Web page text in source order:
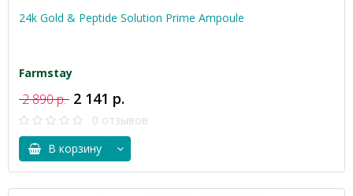
24k Gold & Peptide Solution Prime Ampoule
Farmstay
2 890 р. 2 141 р.
0 отзывов
В корзину